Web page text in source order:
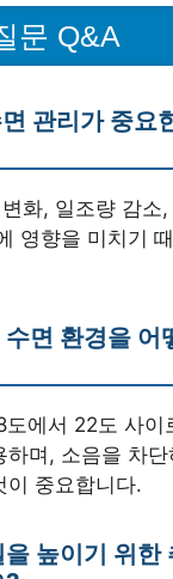
문 Q&A
관리가 중요
화, 일조량 감소
영향을 미치기
면 환경을 어
에서 22도 사이
하며, 소음을 차
이 중요합니다.
높이기 위한